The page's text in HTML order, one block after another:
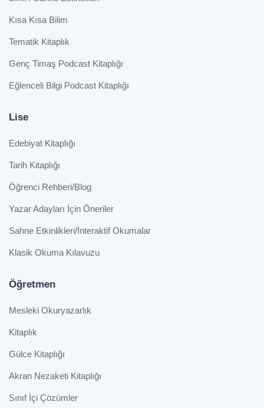
Kısa Kısa Bilim
Tematik Kitaplık
Genç Timaş Podcast Kitaplığı
Eğlenceli Bilgi Podcast Kitaplığı
Lise
Edebiyat Kitaplığı
Tarih Kitaplığı
Öğrenci Rehberi/Blog
Yazar Adayları İçin Öneriler
Sahne Etkinlikleri/İnteraktif Okumalar
Klasik Okuma Kılavuzu
Öğretmen
Mesleki Okuryazarlık
Kitaplık
Gülce Kitaplığı
Akran Nezaketi Kitaplığı
Sınıf İçi Çözümler